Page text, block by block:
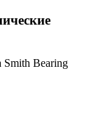
Bearing